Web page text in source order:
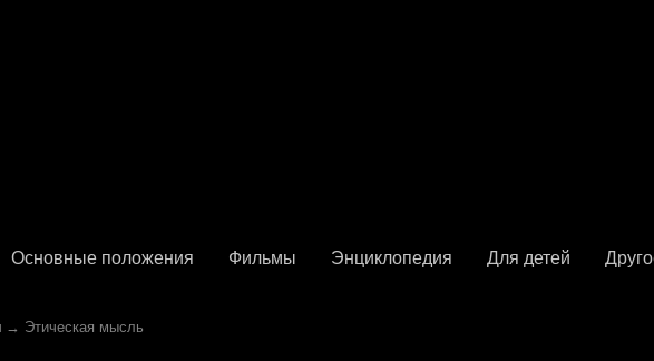
Основные положения Фильмы Энциклопедия Для детей
→ Этическая мысль